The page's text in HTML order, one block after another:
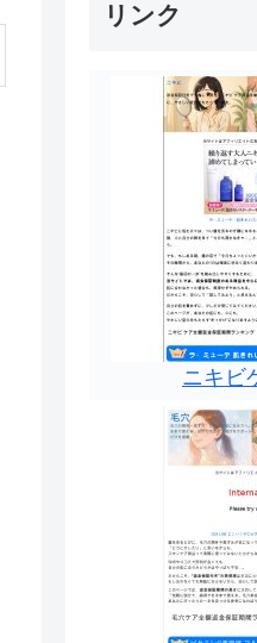
リンク
ニキビ